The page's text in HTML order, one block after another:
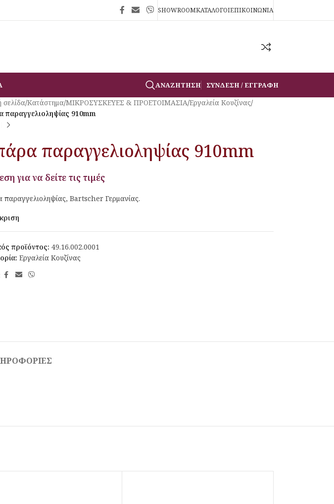
SHOWROOMΚΑΤΑΛΟΓΟΙΕΠΙΚΟΙΝΩΝΙΑ
ΑΝΑΖΉΤΗΣΗ ΣΎΝΔΕΣΗ / ΕΓΓΡΑΦΉ
σελίδα/Κατάστημα/ΜΙΚΡΟΣΥΣΚΕΥΕΣ & ΠΡΟΕΤΟΙΜΑΣΙΑ/Εργαλεία Κουζίνας/
910mm
παραγγελιοληψίας 910mm
για να δείτε τις τιμές
Bartscher Γερμανίας.
προϊόντος: 49.16.002.0001
Εργαλεία Κουζίνας